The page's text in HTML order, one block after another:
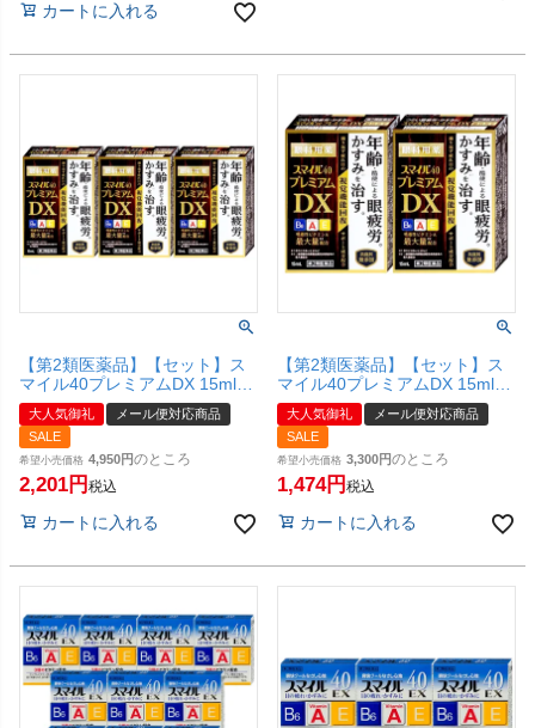
カートに入れる
【第2類医薬品】【セット】ス
マイル40プレミアムDX 15ml×3
個【ライオン株式会社】【メー
ル便対応商品】【SBT】
大人気御礼
メール便対応商品
SALE
希望小売価格 4,950 のところ
2,201 税込
カートに入れる
【第2類医薬品】【セット】ス
マイル40プレミアムDX 15ml×2
個【ライオン株式会社】【メー
ル便対応商品】【SBT】
大人気御礼
メール便対応商品
SALE
希望小売価格 3,300 のところ
1,474 税込
カートに入れる